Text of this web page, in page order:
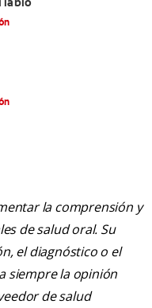
la comprensión y
de salud oral. Su
el diagnóstico o el
siempre la opinión
de salud